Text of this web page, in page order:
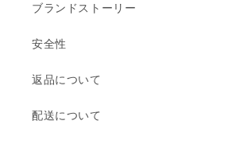
ブランドストーリー
安全性
返品について
配送について